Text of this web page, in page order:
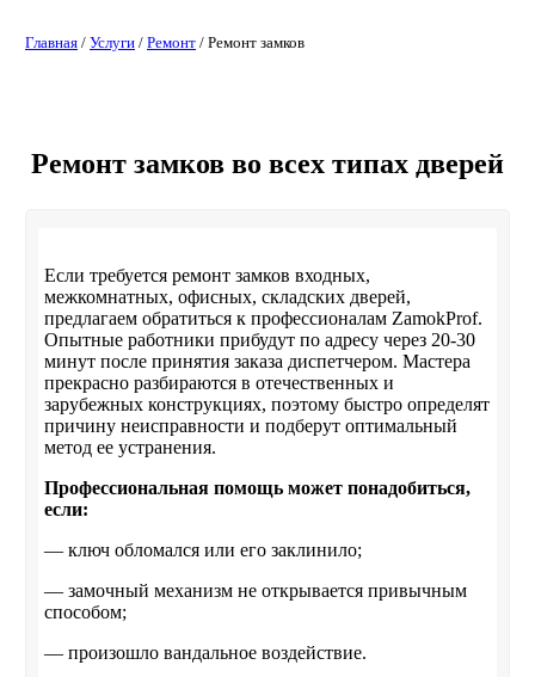
Главная / Услуги / Ремонт / Ремонт замков
Ремонт замков во всех типах дверей
Если требуется ремонт замков входных,
межкомнатных, офисных, складских дверей,
предлагаем обратиться к профессионалам ZamokProf.
Опытные работники прибудут по адресу через 20-30
минут после принятия заказа диспетчером. Мастера
прекрасно разбираются в отечественных и
зарубежных конструкциях, поэтому быстро определят
причину неисправности и подберут оптимальный
метод ее устранения.
Профессиональная помощь может понадобиться,
если:
— ключ обломался или его заклинило;
— замочный механизм не открывается привычным
способом;
— произошло вандальное воздействие.